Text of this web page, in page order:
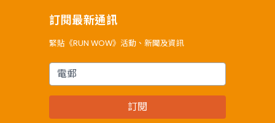
訂閱最新通訊
緊貼《RUN WOW》活動、新聞及資訊
電郵
訂閱